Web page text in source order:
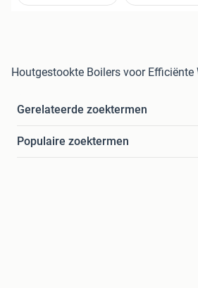
Houtgestookte Boilers voor
Gerelateerde zoektermen
Populaire zoektermen